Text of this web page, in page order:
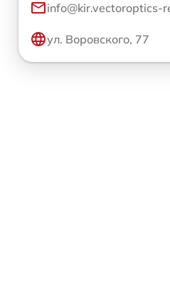
info@kir.vectoroptics-
ул. Воровского, 77